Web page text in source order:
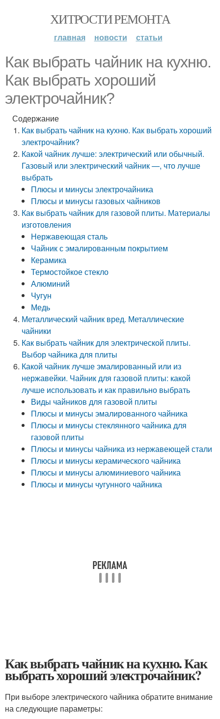
ХИТРОСТИ РЕМОНТА
главная новости статьи
Как выбрать чайник на кухню.
Как выбрать хороший
электрочайник?
Содержание
Как выбрать чайник на кухню. Как выбрать хороший
электрочайник?
Какой чайник лучше: электрический или обычный.
Газовый или электрический чайник —, что лучше
выбрать
Плюсы и минусы электрочайника
Плюсы и минусы газовых чайников
Как выбрать чайник для газовой плиты. Материалы
изготовления
Нержавеющая сталь
Чайник с эмалированным покрытием
Керамика
Термостойкое стекло
Алюминий
Чугун
Медь
Металлический чайник вред. Металлические
чайники
Как выбрать чайник для электрической плиты.
Выбор чайника для плиты
Какой чайник лучше эмалированный или из
нержавейки. Чайник для газовой плиты: какой
лучше использовать и как правильно выбрать
Виды чайников для газовой плиты
Плюсы и минусы эмалированного чайника
Плюсы и минусы стеклянного чайника для
газовой плиты
Плюсы и минусы чайника из нержавеющей стали
Плюсы и минусы керамического чайника
Плюсы и минусы алюминиевого чайника
Плюсы и минусы чугунного чайника
Как выбрать чайник на кухню. Как
выбрать хороший электрочайник?
При выборе электрического чайника обратите внимание
на следующие параметры: